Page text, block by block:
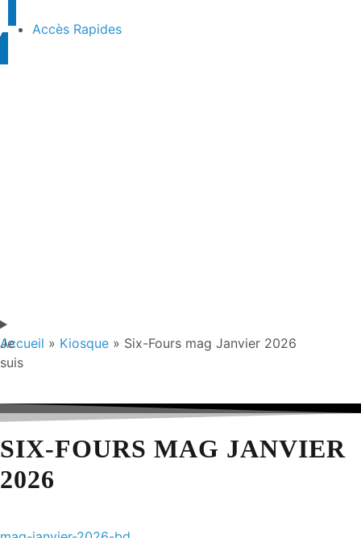
Accès Rapides
Je
suis
Accueil » Kiosque » Six-Fours mag Janvier 2026
SIX-FOURS MAG JANVIER
2026